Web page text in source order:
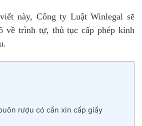
này, Công ty Luật Winlegal sẽ
về trình tự, thủ tục cấp phép kinh
rượu có cần xin cấp giấy